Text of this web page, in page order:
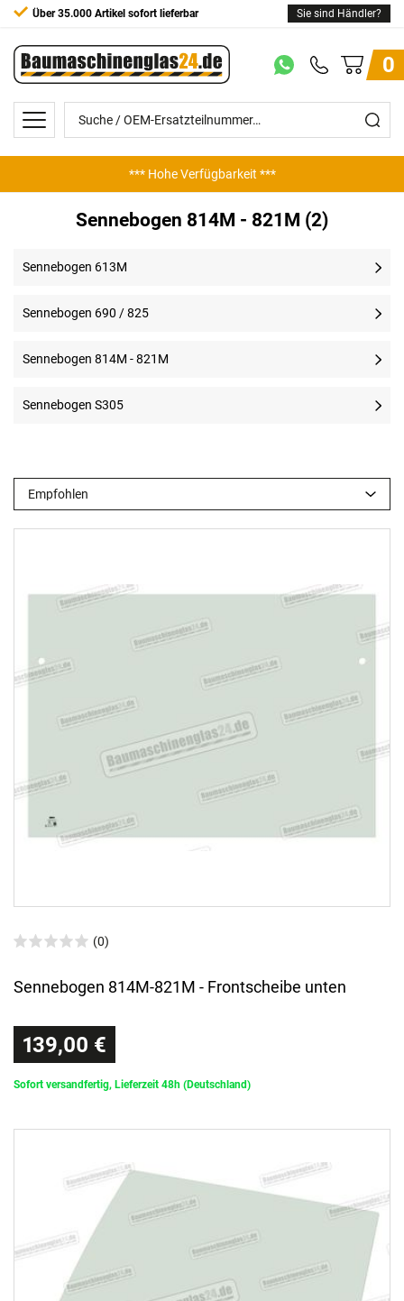
Über 35.000 Artikel sofort lieferbar Sie sind Händler?
0
*** Hohe Verfügbarkeit ***
Sennebogen 814M - 821M (2)
Sennebogen 613M
Sennebogen 690 / 825
Sennebogen 814M - 821M
Sennebogen S305
(0)
Sennebogen 814M-821M - Frontscheibe unten
139,00 €
Sofort versandfertig, Lieferzeit 48h (Deutschland)